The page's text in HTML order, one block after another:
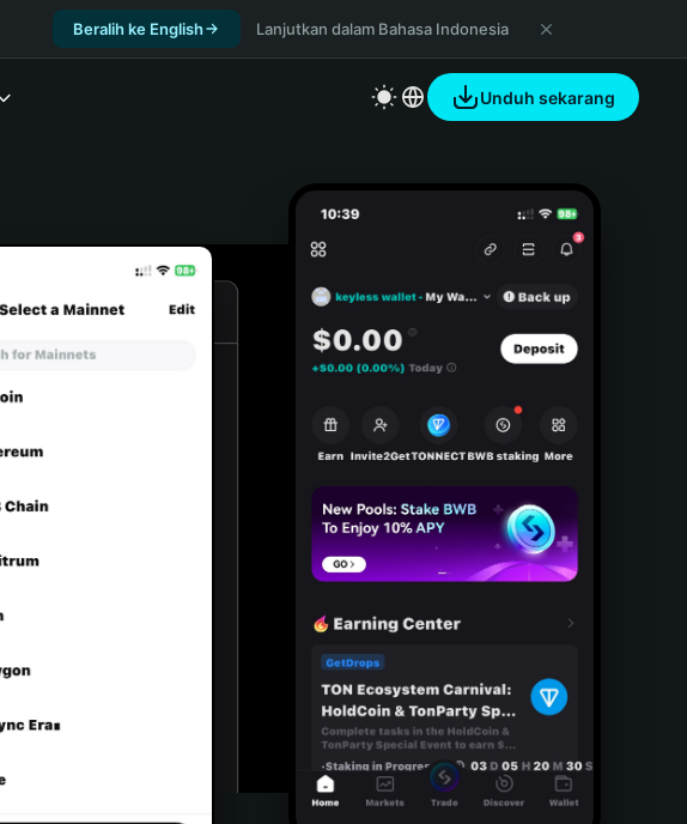
Beralih ke English Lanjutkan dalam Bahasa Indonesia
Unduh sekarang